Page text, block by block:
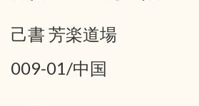
己書 芳楽道場
009-01/中国